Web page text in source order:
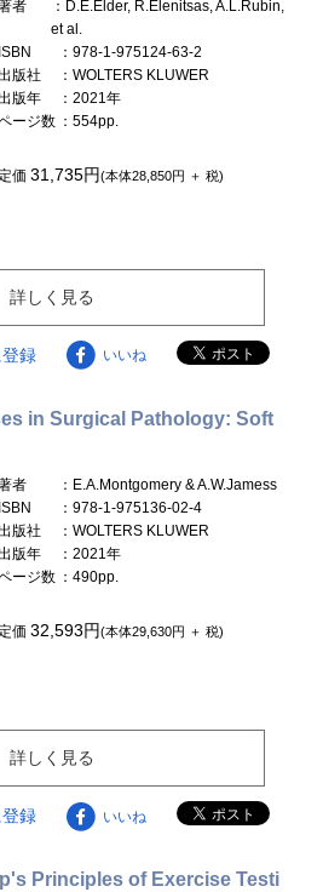
者
：D.E.Elder, R.Elenitsas, A.L.Rubin,
et al.
ISBN
：978-1-975124-63-2
版社
：WOLTERS KLUWER
版年
：2021年
ージ数 ：554pp.
定価31,735円(本体28,850円 ＋ 税)
詳しく見る
録 いいね
in Surgical Pathology: Soft
者
：E.A.Montgomery & A.W.Jamess
ISBN
：978-1-975136-02-4
版社
：WOLTERS KLUWER
版年
：2021年
ージ数 ：490pp.
定価32,593円(本体29,630円 ＋ 税)
詳しく見る
録 いいね
Principles of Exercise Testi